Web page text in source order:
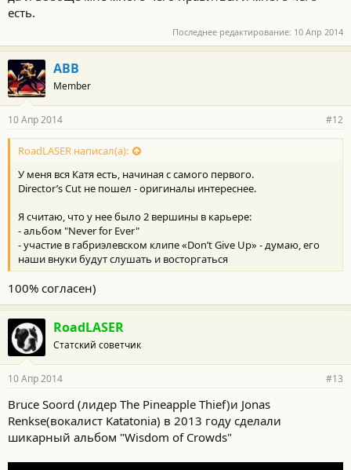
есть.
Последнее редактирование: 10 Апр 2014
АВВ
Member
10 Апр 2014 #12
RoadLASER написал(а):
У меня вся Катя есть, начиная с самого первого.
Director’s Cut не пошел - оригиналы интереснее.
Я считаю, что у нее было 2 вершины в карьере:
- альбом "Never for Ever"
- участие в габриэлевском клипе «Don’t Give Up» - думаю, его
наши внуки будут слушать и восторгаться
100% согласен)
RoadLASER
Статский советчик
10 Апр 2014 #13
Bruce Soord (лидер The Pineapple Thief)и Jonas
Renkse(вокалист Katatonia) в 2013 году сделали
шикарный альбом "Wisdom of Crowds"